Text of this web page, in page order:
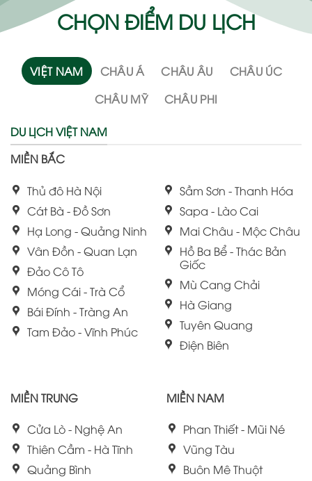
CHỌN ĐIỂM DU LỊCH
VIỆT NAM CHÂU Á CHÂU ÂU
CHÂU ÚC
CHÂU MỸ
CHÂU PHI
DU LỊCH VIỆT NAM
MIỀN BẮC
Thủ đô Hà Nội
Cát Bà - Đồ Sơn
Hạ Long - Quảng Ninh
Vân Đồn - Quan Lạn
Đảo Cô Tô
Móng Cái - Trà Cổ
Bái Đính - Tràng An
Tam Đảo - Vĩnh Phúc
Sầm Sơn - Thanh Hóa
Sapa - Lào Cai
Mai Châu - Mộc Châu
Hồ Ba Bể - Thác Bản
Giốc
Mù Cang Chải
Hà Giang
Tuyên Quang
Điện Biên
MIỀN TRUNG
Cửa Lò - Nghệ An
Thiên Cầm - Hà Tĩnh
Quảng Bình
MIỀN NAM
Phan Thiết - Mũi Né
Vũng Tàu
Buôn Mê Thuột